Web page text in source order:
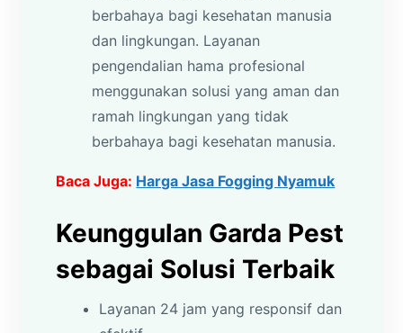
berbahaya bagi kesehatan manusia
dan lingkungan. Layanan
pengendalian hama profesional
menggunakan solusi yang aman dan
ramah lingkungan yang tidak
berbahaya bagi kesehatan manusia.
Baca Juga: Harga Jasa Fogging Nyamuk
Keunggulan Garda Pest
sebagai Solusi Terbaik
Layanan 24 jam yang responsif dan